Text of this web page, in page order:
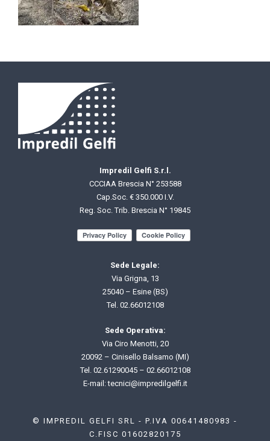
Impredil Gelfi S.r.l.
CCCIAA Brescia N° 253588
Cap.Soc. € 350.000 I.V.
Reg. Soc. Trib. Brescia N° 19845
Sede Legale:
Via Grigna, 13
25040 – Esine (BS)
Tel. 02.66012108
Sede Operativa:
Via Ciro Menotti, 20
20092 – Cinisello Balsamo (MI)
Tel. 02.61290045– 02.66012108
E-mail: tecnici@impredilgelfi.it
© IMPREDIL GELFI SRL - P.IVA 00641480983 -
C.FISC 01602820175